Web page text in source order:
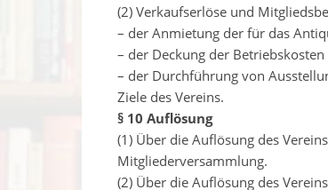
(2) Verkaufserlöse und
– der Anmietung der für das
– der Deckung der Betriebskosten
– der Durchführung von
Ziele des Vereins.
§ 10 Auflösung
(1) Über die Auflösung des
Mitgliederversammlung.
(2) Über die Auflösung des